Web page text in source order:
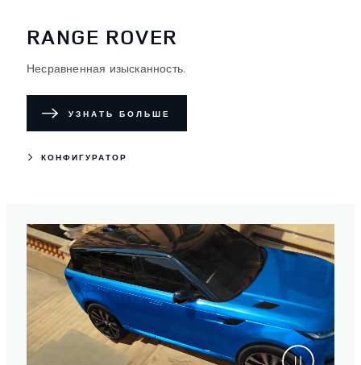
RANGE ROVER
Несравненная изысканность.
УЗНАТЬ БОЛЬШЕ
КОНФИГУРАТОР